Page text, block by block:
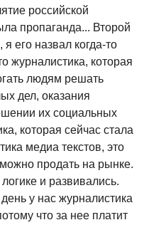
российской
пропаганда... Второй
его назвал когда-то
журналистика, которая
людям решать
дел, оказания
их социальных
которая сейчас стала
медиа текстов, это
продать на рынке.
и развивались.
у нас журналистика
что за нее платит